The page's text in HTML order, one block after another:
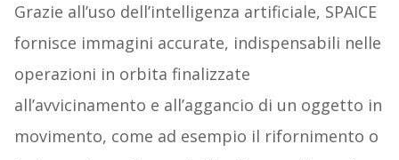
Grazie all’uso dell’intelligenza artificiale, SPAICE
fornisce immagini accurate, indispensabili nelle
operazioni in orbita finalizzate
all’avvicinamento e all’aggancio di un oggetto in
movimento, come ad esempio il rifornimento o